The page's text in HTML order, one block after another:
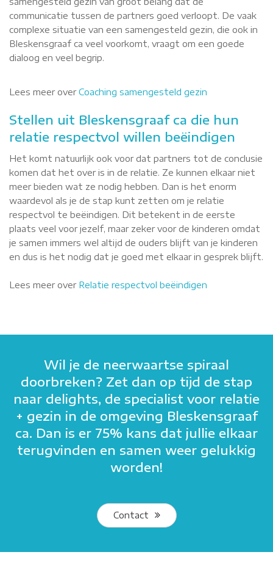
communicatie tussen de partners goed verloopt. De vaak
complexe situatie van een samengesteld gezin, die ook in
Bleskensgraaf ca veel voorkomt, vraagt om een goede
dialoog en veel begrip.
Lees meer overCoaching samengesteld gezin
Stellen uit Bleskensgraaf ca die hun
relatie respectvol willen beëindigen
Het komt natuurlijk ook voor dat partners tot de conclusie
komen dat het over is in de relatie. Ze kunnen elkaar niet
meer bieden wat ze nodig hebben. Dan is het enorm
waardevol als je de stap kunt zetten om je relatie
respectvol te beëindigen. Dit betekent in de eerste
plaats veel voor jezelf, maar zeker voor de kinderen omdat
je samen immers wel altijd de ouders blijft van je kinderen
en dus is het nodig dat je goed met elkaar in gesprek blijft.
Lees meer over Relatie respectvol beëindigen
Wil je de neerwaartse spiraal
doorbreken? Zet dan op tijd de stap
naar delights, de specialist voor relatie
+ gezin in de omgeving Bleskensgraaf
ca. Dan is er 75% kans dat jullie elkaar
terugvinden en samen weer gelukkig
worden!
Contact